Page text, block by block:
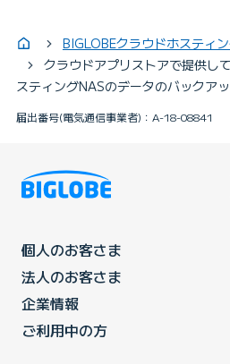
BIGLOBEクラウドホスティ
クラウドアプリストアで提供し
スティングNASのデータのバックア
届出番号(電気通信事業者)：A-18-08841
個人のお客さま
法人のお客さま
企業情報
ご利用中の方